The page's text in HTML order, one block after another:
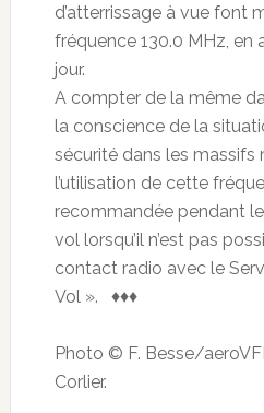
d’atterrissage à vue font
fréquence 130.0 MHz, en
jour.
A compter de la même
la conscience de la
sécurité dans les massifs
l’utilisation de cette
recommandée pendant
vol lorsqu’il n’est pas
contact radio avec le
Vol ». ♦♦♦
Photo © F. Besse/
Corlier.